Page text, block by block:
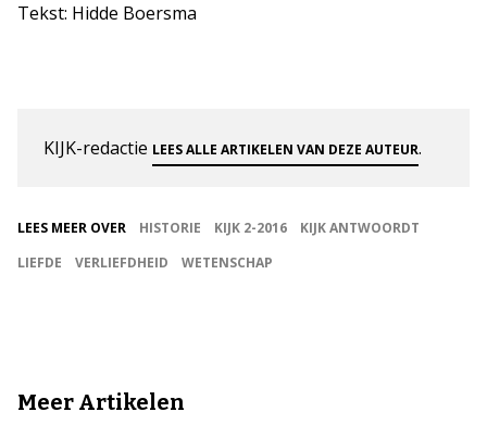
Tekst: Hidde Boersma
KIJK-redactie LEES ALLE ARTIKELEN VAN DEZE AUTEUR.
LEES MEER OVER HISTORIE KIJK 2-2016
KIJK ANTWOORDT
LIEFDE
VERLIEFDHEID WETENSCHAP
Meer Artikelen